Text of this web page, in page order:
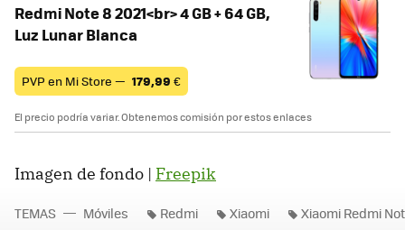
Redmi Note 8 2021<br> 4 GB + 64 GB,
Luz Lunar Blanca
PVP en Mi Store — 179,99 €
El precio podría variar. Obtenemos comisión por estos enlaces
Imagen de fondo | Freepik
TEMAS Móviles Redmi Xiaomi Xiaomi Redmi